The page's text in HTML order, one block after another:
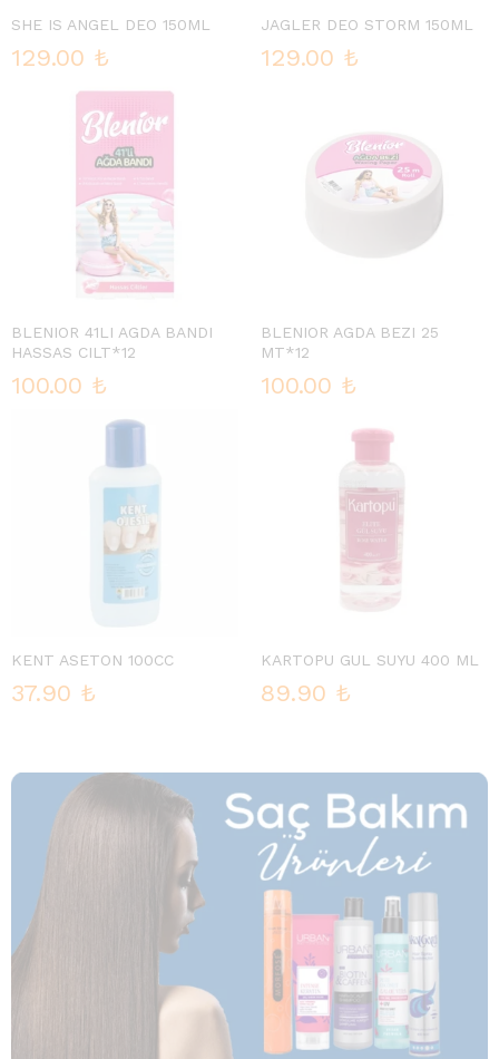
SHE IS ANGEL DEO 150ML
129.00 ₺
JAGLER DEO STORM 150ML
129.00 ₺
BLENIOR 41LI AGDA BANDI
HASSAS CILT*12
100.00 ₺
BLENIOR AGDA BEZI 25
MT*12
100.00 ₺
KENT ASETON 100CC
37.90 ₺
KARTOPU GUL SUYU 400 ML
89.90 ₺